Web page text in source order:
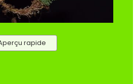
rapide